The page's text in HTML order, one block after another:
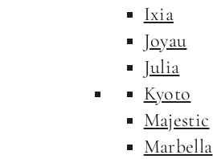
Ixia
Joyau
Julia
Kyoto
Majestic
Marbella